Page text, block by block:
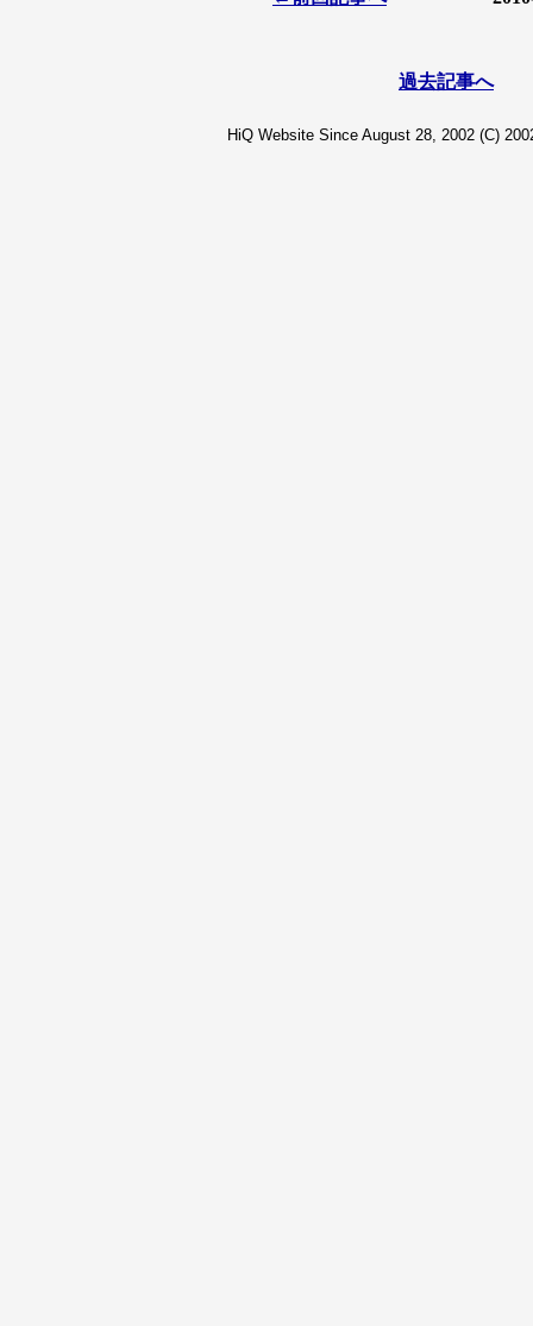
過去記事へ
HiQ Website Since August 28, 2002 (C)